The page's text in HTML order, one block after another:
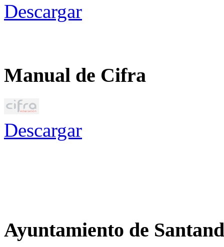
Descargar
Manual de Cifra
Descargar
Ayuntamiento de